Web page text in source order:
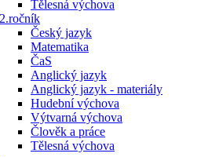
Tělesná výchova
2.ročník
Český jazyk
Matematika
ČaS
Anglický jazyk
Anglický jazyk - materiály
Hudební výchova
Výtvarná výchova
Člověk a práce
Tělesná výchova